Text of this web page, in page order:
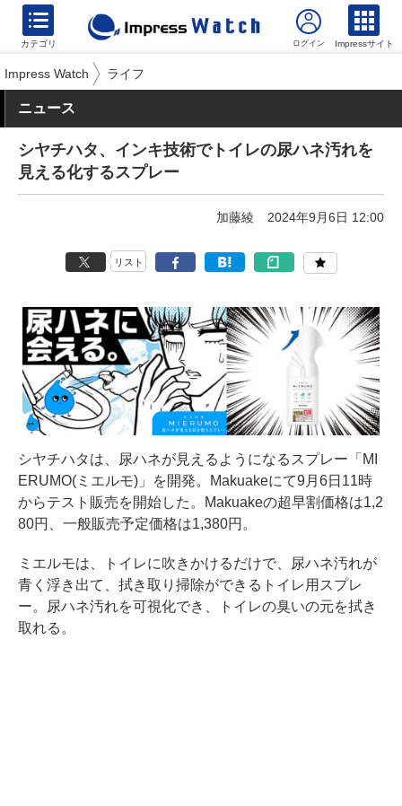
カテゴリ Impressサイト
Impress Watch ライフ
ニュース
シヤチハタ、インキ技術でトイレの尿ハネ汚れを
見える化するスプレー
加藤綾 2024年9月6日 12:00
リスト
シヤチハタは、尿ハネが見えるようになるスプレー「MI
ERUMO(ミエルモ)」を開発。Makuakeにて9月6日11時
からテスト販売を開始した。Makuakeの超早割価格は1,2
80円、一般販売予定価格は1,380円。
ミエルモは、トイレに吹きかけるだけで、尿ハネ汚れが
青く浮き出て、拭き取り掃除ができるトイレ用スプレ
ー。尿ハネ汚れを可視化でき、トイレの臭いの元を拭き
取れる。